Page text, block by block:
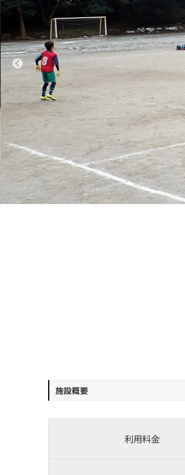
施設概要
利用料金